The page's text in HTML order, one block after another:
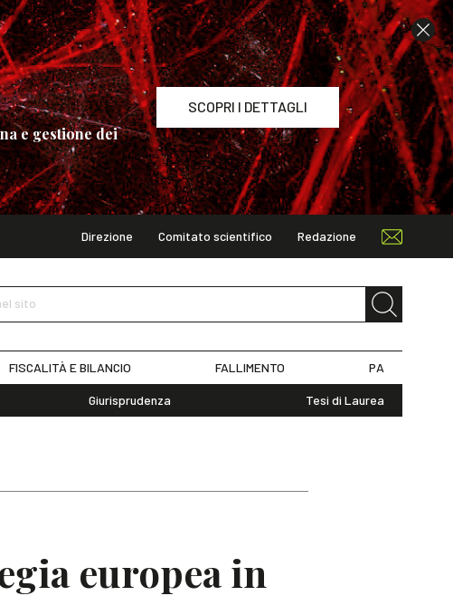
e gestione dei
SCOPRI I DETTAGLI
Direzione Comitato scientifico Redazione
sito
FISCALITÀ E BILANCIO FALLIMENTO PA
Giurisprudenza Tesi di Laurea
europea in